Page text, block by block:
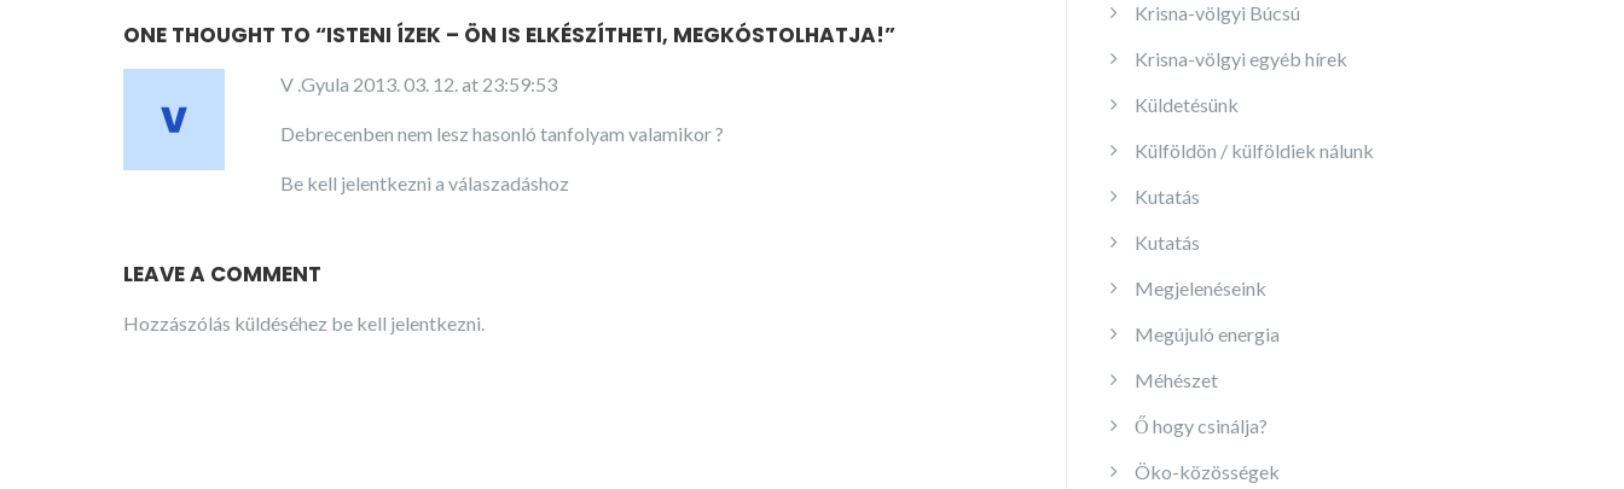
ONE THOUGHT TO “ISTENI ÍZEK – ÖN IS ELKÉSZÍTHETI, MEGKÓSTOLHATJA!”
V .Gyula 2013. 03. 12. at 23:59:53
Debrecenben nem lesz hasonló tanfolyam valamikor ?
Be kell jelentkezni a válaszadáshoz
LEAVE A COMMENT
Hozzászólás küldéséhez be kell jelentkezni.
Krisna-völgyi Búcsú
Krisna-völgyi egyéb hírek
Küldetésünk
Külföldön / külföldiek nálunk
Kutatás
Kutatás
Megjelenéseink
Megújuló energia
Méhészet
Ő hogy csinálja?
Öko-közösségek